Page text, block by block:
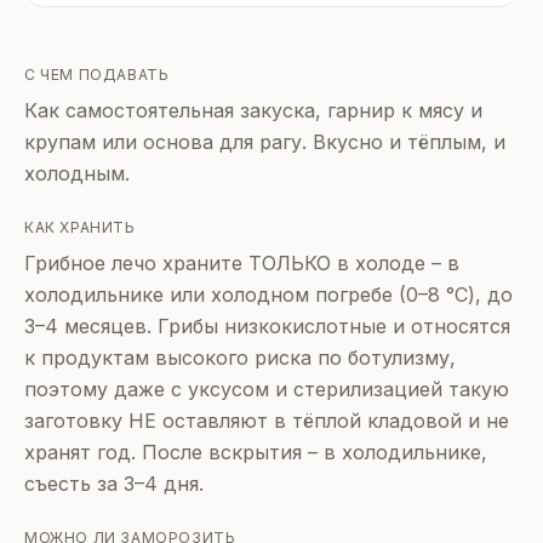
С ЧЕМ ПОДАВАТЬ
Как самостоятельная закуска, гарнир к мясу и
крупам или основа для рагу. Вкусно и тёплым, и
холодным.
КАК ХРАНИТЬ
Грибное лечо храните ТОЛЬКО в холоде – в
холодильнике или холодном погребе (0–8 °C), до
3–4 месяцев. Грибы низкокислотные и относятся
к продуктам высокого риска по ботулизму,
поэтому даже с уксусом и стерилизацией такую
заготовку НЕ оставляют в тёплой кладовой и не
хранят год. После вскрытия – в холодильнике,
съесть за 3–4 дня.
МОЖНО ЛИ ЗАМОРОЗИТЬ